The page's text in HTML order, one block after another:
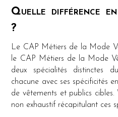
Quelle différence
?
Le CAP Métiers de la Mode
le CAP Métiers de la Mode
deux spécialités distinctes
chacune avec ses spécificités
de vêtements et publics
non exhaustif récapitulant ces